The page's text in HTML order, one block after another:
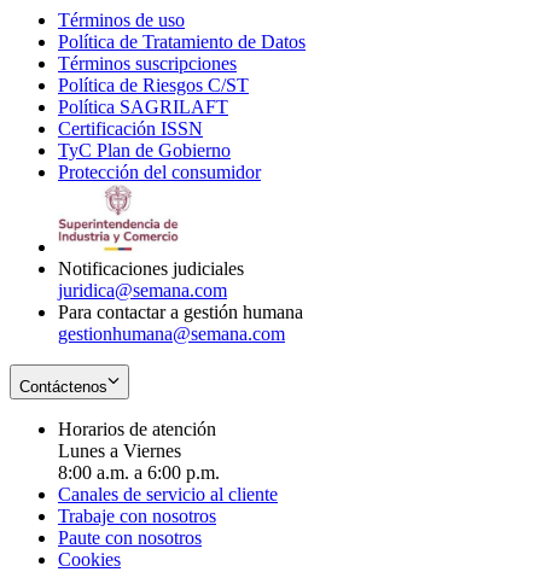
Términos de uso
in
new
window
Política de Tratamiento de Datos
Términos suscripciones
in
Política de Riesgos C/ST
Política SAGRILAFT
new
window
Certificación ISSN
in
new
TyC Plan de Gobierno
in
Protección del consumidorOpens
Notificaciones judiciales
juridica@semana.com
Para contactar a gestión humana
gestionhumana@semana.com
Contáctenos
Horarios de atención
Lunes a Viernes
8:00 a.m. a 6:00 p.m.
Canales de servicio al cliente
Trabaje con nosotros
Paute con nosotros
Cookies